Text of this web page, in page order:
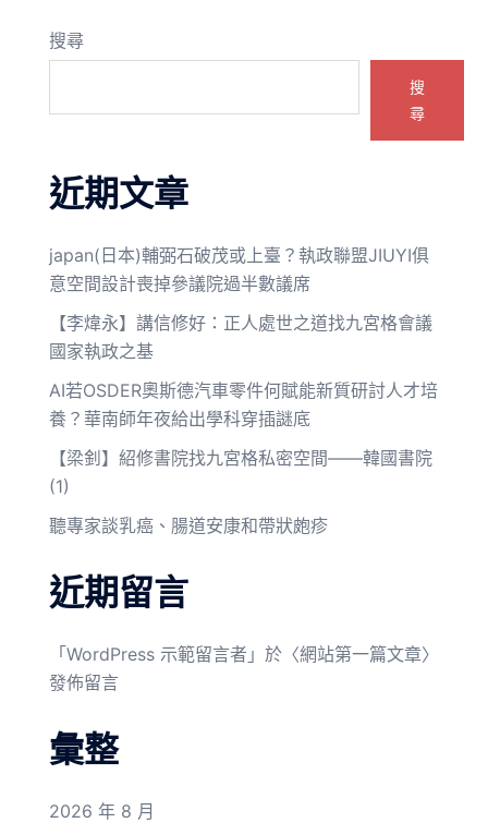
搜尋
搜
尋
近期文章
japan(日本)輔弼石破茂或上臺？執政聯盟JIUYI俱
意空間設計喪掉參議院過半數議席
【李煒永】講信修好：正人處世之道找九宮格會議
國家執政之基
AI若OSDER奧斯德汽車零件何賦能新質研討人才培
養？華南師年夜給出學科穿插謎底
【梁釗】紹修書院找九宮格私密空間——韓國書院
(1)
聽專家談乳癌、腸道安康和帶狀皰疹
近期留言
「 WordPress 示範留言者 」於〈網站第一篇文章〉
發佈留言
彙整
2026 年 8 月